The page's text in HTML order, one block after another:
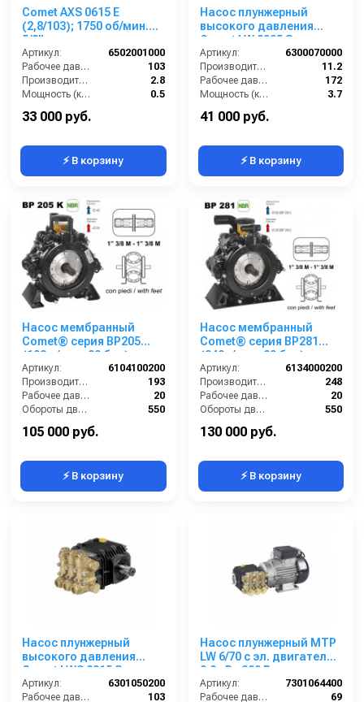
Comet AXS 0615 E
(2,8/103); 1750 об/мин.
5/8” п.в.
Артикул:
6502001000
Рабочее давление (бар):
103
Производительность (л/мин):
2.8
Мощность (кВт):
0.5
Обороты двигателя (об/мин):
33 000 руб.
⚡ В корзину
Насос плунжерный
высокого давления
Comet LW 3025 S
(11,2/172); 1450 об/мин.
вал ø 24 мм
Артикул:
6300070000
Производительность (л/мин):
11.2
Рабочее давление (бар):
172
Мощность (кВт):
3.7
Обороты двигателя (об/мин):
41 000 руб.
⚡ В корзину
Насос мембранный
Comet® серия ВP205
(193 л/мин; 20 бар); вал
ВОМ 13/8
Артикул:
6104100200
Производительность (л/мин):
193
Рабочее давление (бар):
20
Обороты двигателя (об/мин):
550
105 000 руб.
⚡ В корзину
Насос мембранный
Comet® серия ВP281
(248л/мин; 20 бар); вал
ВОМ 13/8
Артикул:
6134000200
Производительность (л/мин):
248
Рабочее давление (бар):
20
Обороты двигателя (об/мин):
550
130 000 руб.
⚡ В корзину
Насос плунжерный
высокого давления
Comet LWS 3015 S
(12,2/103) 1750 об/мин
вал ø 24 мм
Артикул:
6301050200
Рабочее давление (бар):
103
Насос плунжерный MTP
LW 6/70 с эл. двигателем
0,8 кВт 220 В
Артикул:
7301064400
Рабочее давление (бар):
69